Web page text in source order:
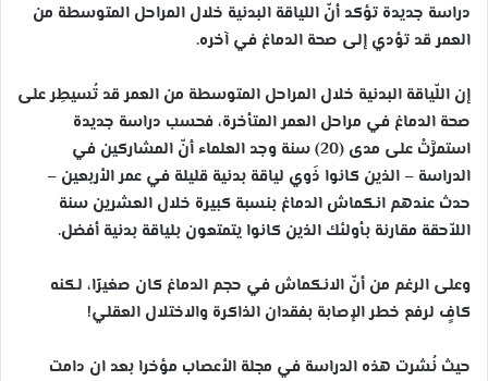
دراسة جديدة تؤكد أنّ اللياقة البدنية خلال المراحل المتوسطة من
العمر قد تؤدي إلى صحة الدماغ في آخره.
إن اللّياقة البدنية خلال المراحل المتوسطة من العمر قد تُسيطِر على
صحة الدماغ في مراحل العمر المتأخرة، فحسب دراسة جديدة
استمرَّتْ على مدى (20) سنة وجد العلماء أنّ المشاركين في
الدراسة – الذين كانوا ذَوي لياقة بدنية قليلة في عمر الأربعين –
حدث عندهم انكماش الدماغ بنسبة كبيرة خلال العشرين سنة
اللاّحقة مقارنة بأولئك الذين كانوا يتمتعون بلياقة بدنية أفضل.
وعلى الرغم من أنّ الانكماش في حجم الدماغ كان صغيرًا، لكنه
كافٍ لرفع خطر الإصابة بفقدان الذاكرة والاختلال العقلي!
حيث نُشرت هذه الدراسة في مجلة الأعصاب مؤخرا بعد ان دامت